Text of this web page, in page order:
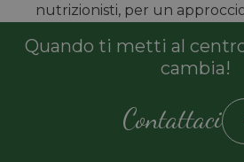
nutrizionisti, per un
Costanza e supportograzie
accompagnano ogni Donna,
sessione, motivandola,
percorso alle sue esigenze.
Quando ti metti al
cambia!
Contattaci